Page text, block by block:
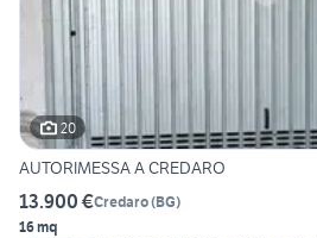
20
AUTORIMESSA A CREDARO
13.900 €Credaro(BG)
16 mq